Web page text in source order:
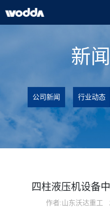
新
公司新闻 行业动态
四柱液压机设备
作者:山东沃达重工